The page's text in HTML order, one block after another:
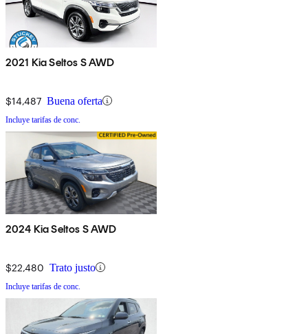
2021 Kia Seltos S AWD
$14,487 Buena oferta
Incluye tarifas de conc.
2024 Kia Seltos S AWD
$22,480 Trato justo
Incluye tarifas de conc.